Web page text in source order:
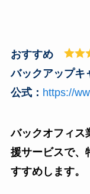
おすすめ
バックアップキ
公式： https://
バックオフィス
援サービスで、
すすめします。